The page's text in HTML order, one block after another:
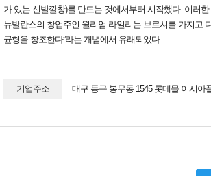
가 있는 신발깔창)를 만드는 것에서부터 시작했다. 이러
뉴발란스의 창업주인 윌리엄 라일리는 브로셔를 가지고
균형을 창조한다”라는 개념에서 유래되었다.
기업주소 대구 동구 봉무동 1545 롯데몰 이시아